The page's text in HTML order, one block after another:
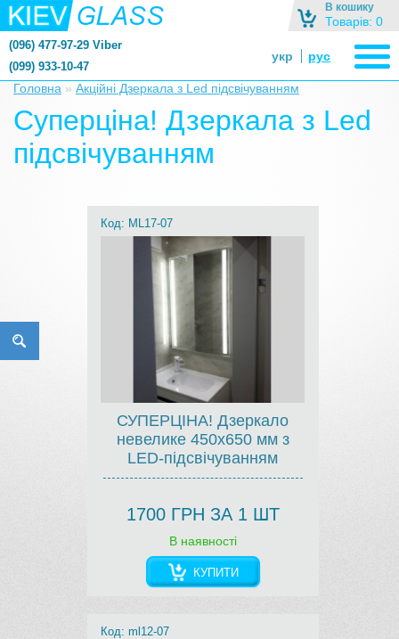
В кошику
Товарів: 0
(096) 477-97-29 Viber
(099) 933-10-47
zerkalonazakaz@gmail.com
укр рус
Головна » Акційні Дзеркала з Led підсвічуванням
Суперціна! Дзеркала з Led
підсвічуванням
Код: ML17-07
СУПЕРЦІНА! Дзеркало
невелике 450х650 мм з
LED-підсвічуванням
1700 ГРН ЗА 1 ШТ
В наявності
КУПИТИ
Код: ml12-07